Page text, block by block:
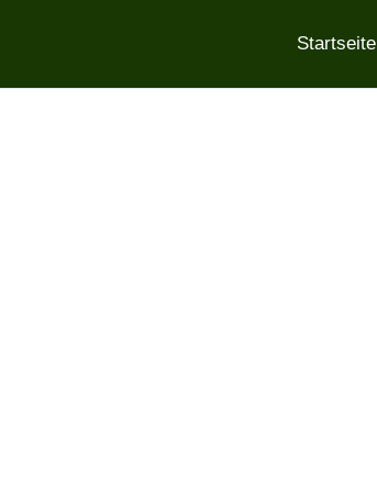
Startseite